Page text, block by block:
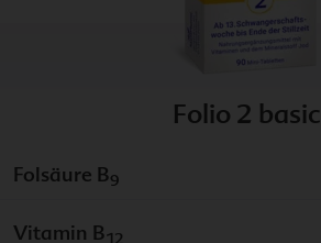
Folio 2 basic
Folsäure B9
Vitamin B12